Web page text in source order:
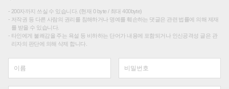
200자까지 쓰실 수 있습니다. (현재 0 byte / 최대 400byte)
저작권 등 다른 사람의 권리를 침해하거나 명예를 훼손하는 댓글은 관련 법률에 의해 제재
를 받을 수 있습니다.
타인에게 불쾌감을 주는 욕설 등 비하하는 단어가 내용에 포함되거나 인신공격성 글은 관
리자의 판단에 의해 삭제 합니다.